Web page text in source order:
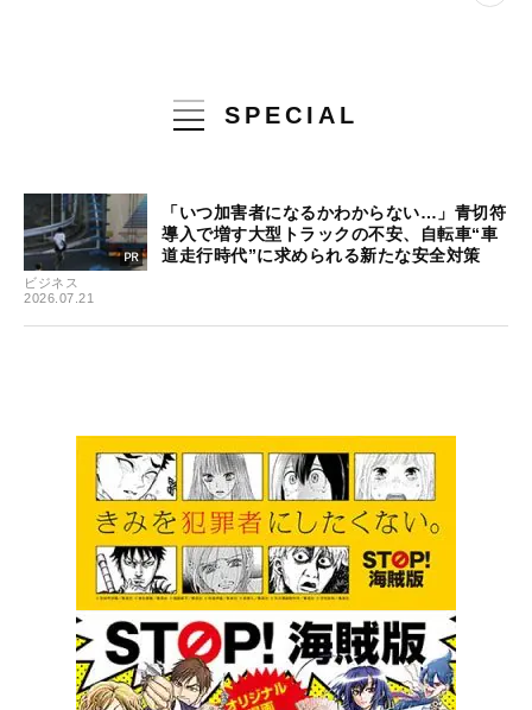
SPECIAL
ビジネス
2026.07.21
「いつ加害者になるかわからない…」青切符
導入で増す大型トラックの不安、自転車“車
道走行時代”に求められる新たな安全対策